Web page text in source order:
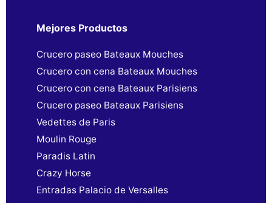
Mejores Productos
Crucero paseo Bateaux Mouches
Crucero con cena Bateaux Mouches
Crucero con cena Bateaux Parisiens
Crucero paseo Bateaux Parisiens
Vedettes de Paris
Moulin Rouge
Paradis Latin
Crazy Horse
Entradas Palacio de Versalles